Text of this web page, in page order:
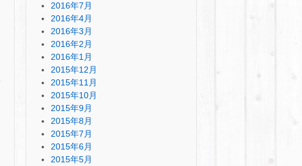
2016年7月
2016年4月
2016年3月
2016年2月
2016年1月
2015年12月
2015年11月
2015年10月
2015年9月
2015年8月
2015年7月
2015年6月
2015年5月